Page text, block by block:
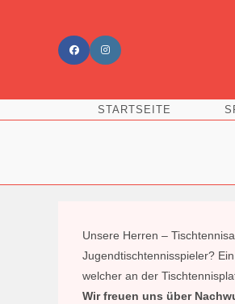
STARTSEITE
Unsere Herren –
Jugendtischtennisspieler?
welcher an der
Wir freuen uns über